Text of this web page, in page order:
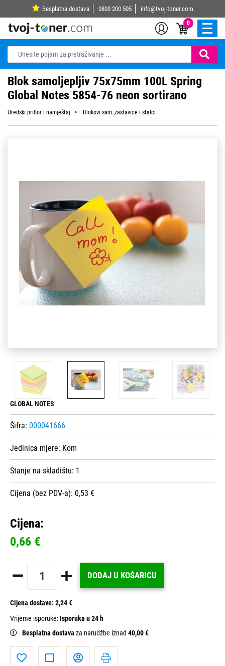
Besplatna dostava 0800 200 505 info@tvoj-toner.com
0
Blok samoljepljiv 75x75mm 100L Spring
Global Notes 5854-76 neon sortirano
Uredski pribor i namještaj Blokovi sam.,zastavice i stalci
GLOBAL NOTES
Šifra: 000041666
Jedinica mjere: Kom
Stanje na skladištu: 1
Cijena (bez PDV-a): 0,53 €
Cijena:
0,66 €
DODAJ U KOŠARICU
Cijena dostave: 2,24 €
Vrijeme isporuke:Isporuka u 24 h
Besplatna dostava za narudžbe iznad 40,00 €